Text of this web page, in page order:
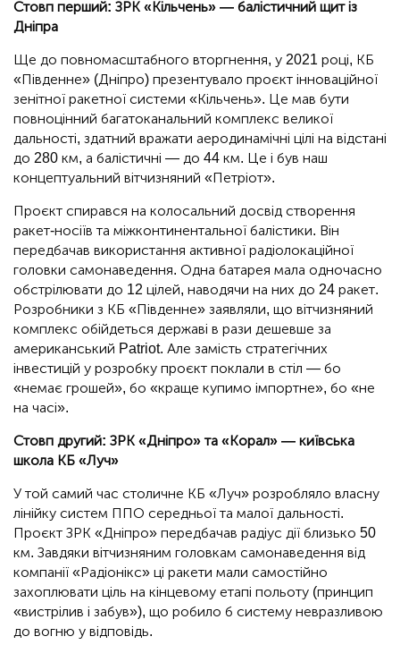
Стовп перший: ЗРК «Кільчень» — балістичний щит із
Дніпра
Ще до повномасштабного вторгнення, у 2021 році, КБ
«Південне» (Дніпро) презентувало проєкт інноваційної
зенітної ракетної системи «Кільчень». Це мав бути
повноцінний багатоканальний комплекс великої
дальності, здатний вражати аеродинамічні цілі на відстані
до 280 км, а балістичні — до 44 км. Це і був наш
концептуальний вітчизняний «Петріот».
Проєкт спирався на колосальний досвід створення
ракет-носіїв та міжконтинентальної балістики. Він
передбачав використання активної радіолокаційної
головки самонаведення. Одна батарея мала одночасно
обстрілювати до 12 цілей, наводячи на них до 24 ракет.
Розробники з КБ «Південне» заявляли, що вітчизняний
комплекс обійдеться державі в рази дешевше за
американський Patriot. Але замість стратегічних
інвестицій у розробку проєкт поклали в стіл — бо
«немає грошей», бо «краще купимо імпортне», бо «не
на часі».
Стовп другий: ЗРК «Дніпро» та «Корал» — київська
школа КБ «Луч»
У той самий час столичне КБ «Луч» розробляло власну
лінійку систем ППО середньої та малої дальності.
Проєкт ЗРК «Дніпро» передбачав радіус дії близько 50
км. Завдяки вітчизняним головкам самонаведення від
компанії «Радіонікс» ці ракети мали самостійно
захоплювати ціль на кінцевому етапі польоту (принцип
«вистрілив і забув»), що робило б систему невразливою
до вогню у відповідь.